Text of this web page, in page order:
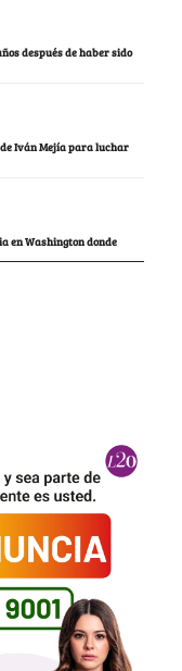
después de haber sido
Iván Mejía para luchar
en Washington donde